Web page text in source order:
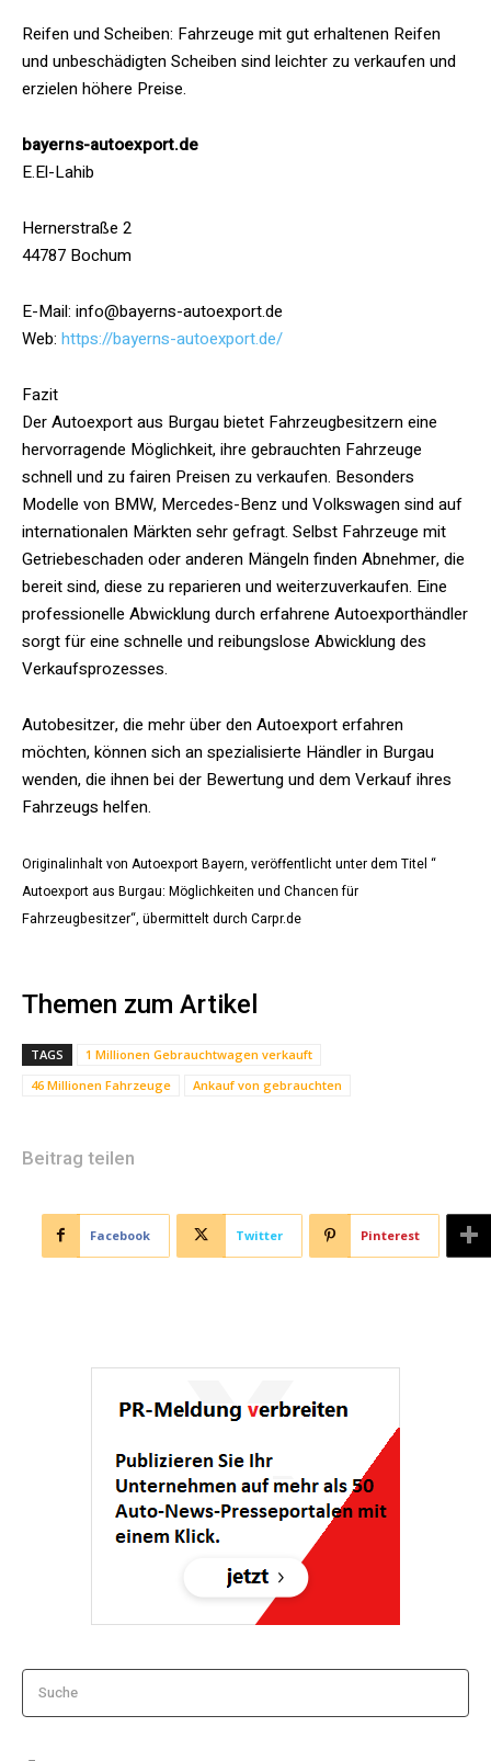
Reifen und Scheiben: Fahrzeuge mit gut erhaltenen Reifen
und unbeschädigten Scheiben sind leichter zu verkaufen und
erzielen höhere Preise.
bayerns-autoexport.de
E.El-Lahib
Hernerstraße 2
44787 Bochum
E-Mail: info@bayerns-autoexport.de
Web: https://bayerns-autoexport.de/
Fazit
Der Autoexport aus Burgau bietet Fahrzeugbesitzern eine
hervorragende Möglichkeit, ihre gebrauchten Fahrzeuge
schnell und zu fairen Preisen zu verkaufen. Besonders
Modelle von BMW, Mercedes-Benz und Volkswagen sind auf
internationalen Märkten sehr gefragt. Selbst Fahrzeuge mit
Getriebeschaden oder anderen Mängeln finden Abnehmer, die
bereit sind, diese zu reparieren und weiterzuverkaufen. Eine
professionelle Abwicklung durch erfahrene Autoexporthändler
sorgt für eine schnelle und reibungslose Abwicklung des
Verkaufsprozesses.
Autobesitzer, die mehr über den Autoexport erfahren
möchten, können sich an spezialisierte Händler in Burgau
wenden, die ihnen bei der Bewertung und dem Verkauf ihres
Fahrzeugs helfen.
Originalinhalt von Autoexport Bayern, veröffentlicht unter dem Titel “
Autoexport aus Burgau: Möglichkeiten und Chancen für
Fahrzeugbesitzer“, übermittelt durch Carpr.de
Themen zum Artikel
TAGS
1 Millionen Gebrauchtwagen verkauft
46 Millionen Fahrzeuge
Ankauf von gebrauchten
Beitrag teilen
Facebook Twitter Pinterest
Suche